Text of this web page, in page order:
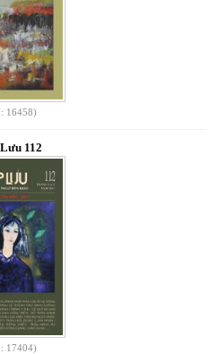
16458)
112
17404)